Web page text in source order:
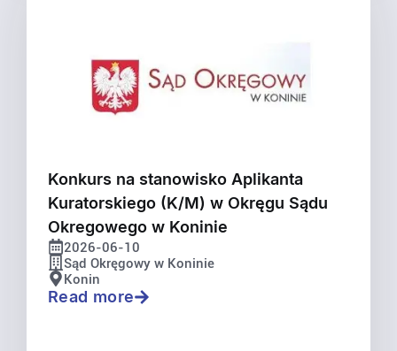
Konkurs na stanowisko Aplikanta
Kuratorskiego (K/M) w Okręgu Sądu
Okregowego w Koninie
2026-06-10
Sąd Okręgowy w Koninie
Konin
Read more